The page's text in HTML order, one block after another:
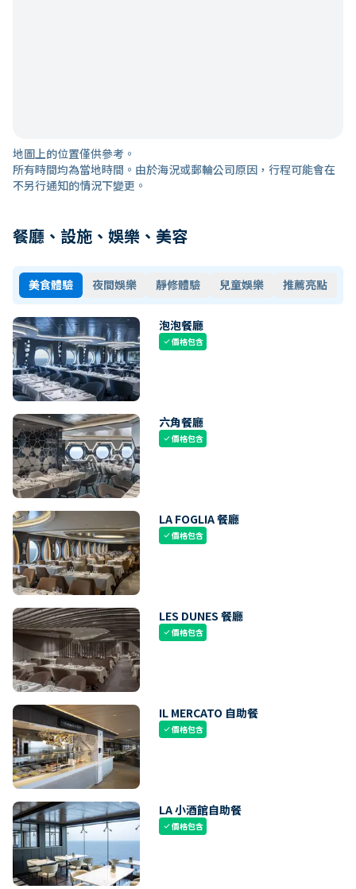
地圖上的位置僅供參考。
所有時間均為當地時間。由於海況或郵輪公司原因，行程可能會在
不另行通知的情況下變更。
餐廳、設施、娛樂、美容
美食體驗 夜間娛樂 靜修體驗 兒童娛樂 推薦亮點
泡泡餐廳
check價格包含
六角餐廳
check價格包含
LA FOGLIA 餐廳
check價格包含
LES DUNES 餐廳
check價格包含
IL MERCATO 自助餐
check價格包含
LA 小酒館自助餐
check價格包含